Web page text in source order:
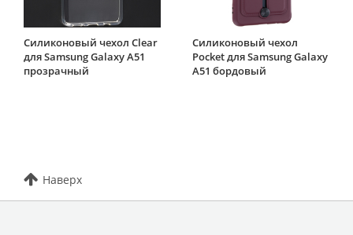
Силиконовый чехол Clear
для Samsung Galaxy A51
прозрачный
Силиконовый чехол
Pocket для Samsung Galaxy
A51 бордовый
Наверх